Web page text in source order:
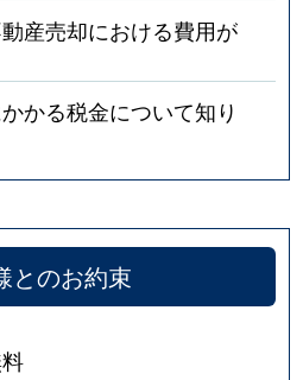
産売却における費用が
かる税金について知り
とのお約束